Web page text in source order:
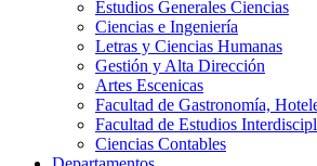
Estudios Generales Ciencias
Ciencias e Ingeniería
Letras y Ciencias Humanas
Gestión y Alta Dirección
Artes Escenicas
Facultad de Gastronomía,
Facultad de Estudios
Ciencias Contables